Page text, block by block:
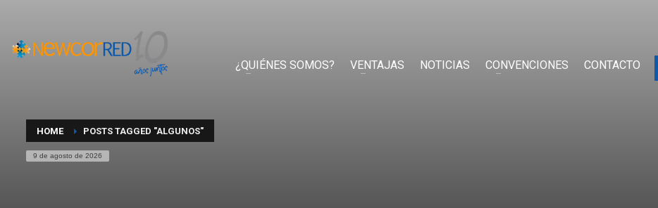
¿QUIÉNES SOMOS? VENTAJAS NOTICIAS CONVENCIONES CONTACTO
HOME POSTS TAGGED "ALGUNOS"
9 de agosto de 2026